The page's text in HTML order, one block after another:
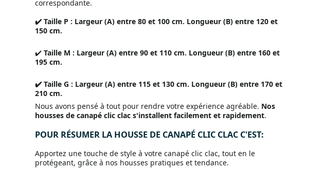
correspondante.
✔️ Taille P : Largeur (A) entre 80 et 100 cm. Longueur (B) entre 120 et
150 cm.
✔️ Taille M : Largeur (A) entre 90 et 110 cm. Longueur (B) entre 160 et
195 cm.
✔️ Taille G : Largeur (A) entre 115 et 130 cm. Longueur (B) entre 170 et
210 cm.
Nous avons pensé à tout pour rendre votre expérience agréable. Nos
housses de canapé clic clac s'installent facilement et rapidement.
POUR RÉSUMER LA HOUSSE DE CANAPÉ CLIC CLAC C'EST:
Apportez une touche de style à votre canapé clic clac, tout en le
protégeant, grâce à nos housses pratiques et tendance.